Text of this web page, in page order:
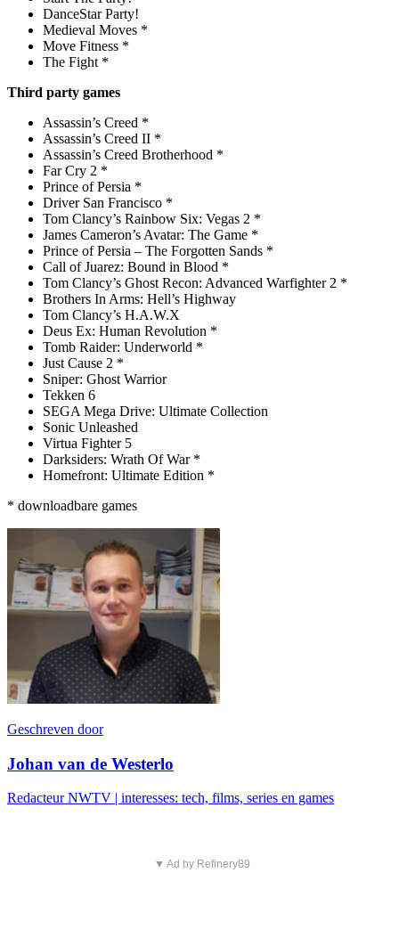
DanceStar Party!
Medieval Moves *
Move Fitness *
The Fight *
Third party games
Assassin’s Creed *
Assassin’s Creed II *
Assassin’s Creed Brotherhood *
Far Cry 2 *
Prince of Persia *
Driver San Francisco *
Tom Clancy’s Rainbow Six: Vegas 2 *
James Cameron’s Avatar: The Game *
Prince of Persia – The Forgotten Sands *
Call of Juarez: Bound in Blood *
Tom Clancy’s Ghost Recon: Advanced Warfighter 2 *
Brothers In Arms: Hell’s Highway
Tom Clancy’s H.A.W.X
Deus Ex: Human Revolution *
Tomb Raider: Underworld *
Just Cause 2 *
Sniper: Ghost Warrior
Tekken 6
SEGA Mega Drive: Ultimate Collection
Sonic Unleashed
Virtua Fighter 5
Darksiders: Wrath Of War *
Homefront: Ultimate Edition *
* downloadbare games
Geschreven door
Johan van de Westerlo
Redacteur NWTV | interesses: tech, films, series en games
▼ Ad by Refinery89